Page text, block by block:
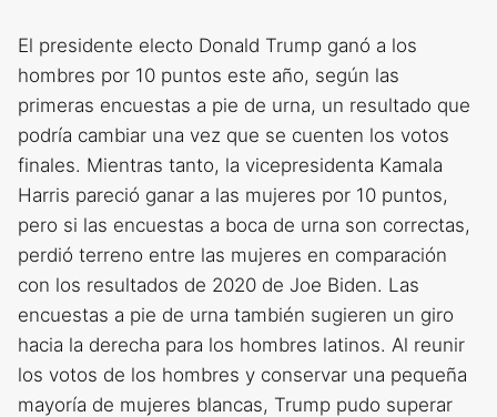
El presidente electo Donald Trump ganó a los
hombres por 10 puntos este año, según las
primeras encuestas a pie de urna, un resultado que
podría cambiar una vez que se cuenten los votos
finales. Mientras tanto, la vicepresidenta Kamala
Harris pareció ganar a las mujeres por 10 puntos,
pero si las encuestas a boca de urna son correctas,
perdió terreno entre las mujeres en comparación
con los resultados de 2020 de Joe Biden. Las
encuestas a pie de urna también sugieren un giro
hacia la derecha para los hombres latinos. Al reunir
los votos de los hombres y conservar una pequeña
mayoría de mujeres blancas, Trump pudo superar